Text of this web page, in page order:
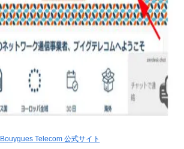
Bouygues Telecom 公式サイト